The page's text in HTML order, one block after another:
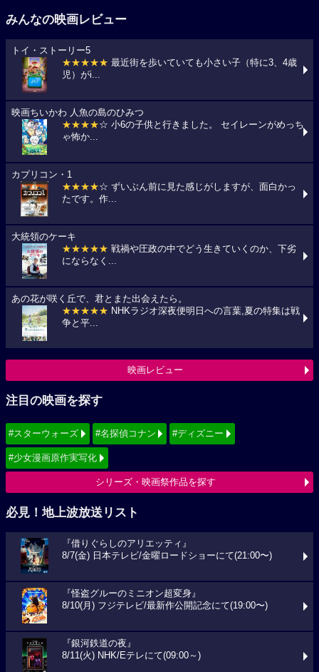
みんなの映画レビュー
トイ・ストーリー5
★★★★★ 最近街を歩いていても小さい子（特に3、4歳
児）がi...
映画ちいかわ 人魚の島のひみつ
★★★★☆ 小6の子供と行きました。 セイレーンがめっち
ゃ怖か...
カプリコン・1
★★★★☆ ずいぶん前に見た感じがしますが、面白かっ
たです。作...
大統領のケーキ
★★★★★ 戦禍や圧政の中でどう生きていくのか、下劣
にならなく...
あの花が咲く丘で、君とまた出会えたら。
★★★★★ NHKラジオ深夜便明日への言葉,夏の特集は戦
争と平...
映画レビュー
注目の映画を探す
#スターウォーズ #名探偵コナン #ディズニー
#少女漫画原作実写化
シリーズ・映画祭作品を探す
必見！地上波放送リスト
『借りぐらしのアリエッティ』
8/7(金) 日本テレビ/金曜ロードショーにて(21:00〜)
『怪盗グルーのミニオン超変身』
8/10(月) フジテレビ/最新作公開記念にて(19:00〜)
『銀河鉄道の夜』
8/11(火) NHK/Eテレにて(09:00～)